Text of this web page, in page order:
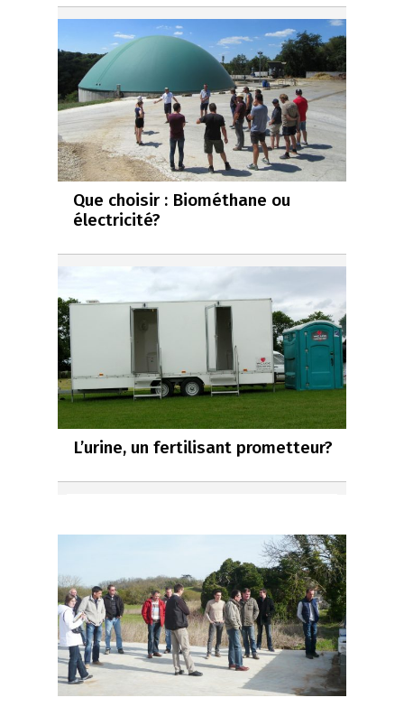
Que choisir : Biométhane ou
électricité?
L’urine, un fertilisant prometteur?